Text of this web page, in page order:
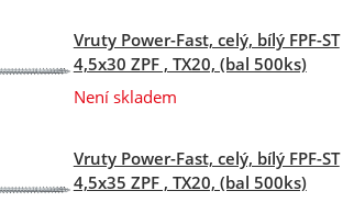
Vruty Power-Fast, celý, bílý FPF-ST
4,5x30 ZPF , TX20, (bal 500ks)
Není skladem
Vruty Power-Fast, celý, bílý FPF-ST
4,5x35 ZPF , TX20, (bal 500ks)